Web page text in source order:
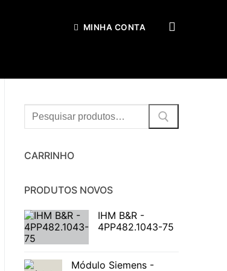
MINHA CONTA
Procurar:
CARRINHO
PRODUTOS NOVOS
IHM B&R -
4PP482.1043-75
Módulo Siemens -